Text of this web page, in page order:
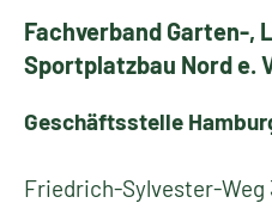
Fachverband Garten-,
Sportplatzbau Nord e.
Geschäftsstelle
Friedrich-Sylvester-Weg